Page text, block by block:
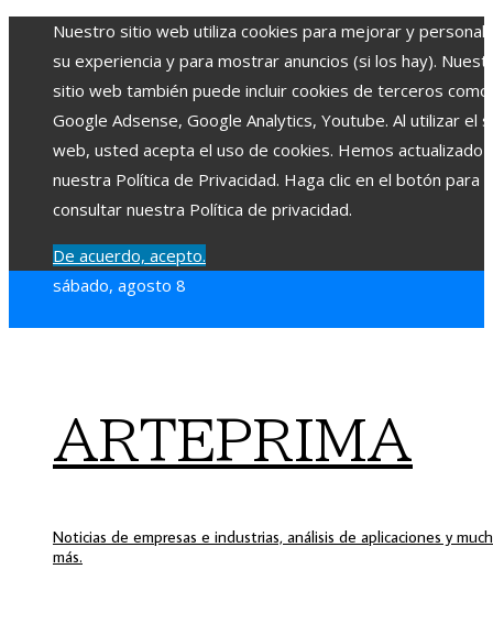
Nuestro sitio web utiliza cookies para mejorar y
su experiencia y para mostrar anuncios (si los hay).
sitio web también puede incluir cookies de terceros como
Google Adsense, Google Analytics, Youtube. Al utilizar el
web, usted acepta el uso de cookies. Hemos actualizado
nuestra Política de Privacidad. Haga clic en el botón para
consultar nuestra Política de privacidad.
De acuerdo, acepto.
sábado, agosto 8
ARTEPRIMA
Noticias de empresas e industrias, análisis de aplicaciones y
más.